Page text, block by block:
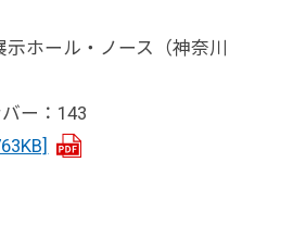
示ホール・ノース（神奈川
ー：143